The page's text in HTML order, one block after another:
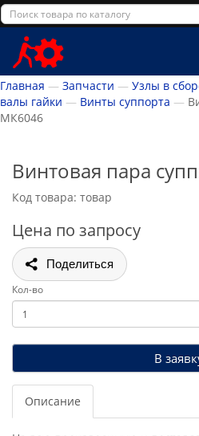
Главная Запчасти Узлы в
валы гайки
Винты суппорта
МК6046
Винтовая пара
Код товара: товар
Цена по запросу
Поделиться
Кол-во
В
Описание